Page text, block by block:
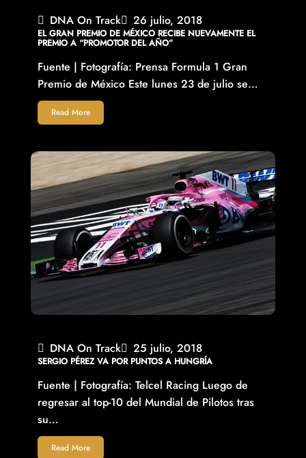
DNA On Track 26 julio, 2018
EL GRAN PREMIO DE MÉXICO RECIBE NUEVAMENTE EL
PREMIO A “PROMOTOR DEL AÑO”
Fuente | Fotografía: Prensa Formula 1 Gran
Premio de México Este lunes 23 de julio se…
Read More
DNA On Track 25 julio, 2018
SERGIO PÉREZ VA POR PUNTOS A HUNGRÍA
Fuente | Fotografía: Telcel Racing Luego de
regresar al top-10 del Mundial de Pilotos tras
su…
Read More